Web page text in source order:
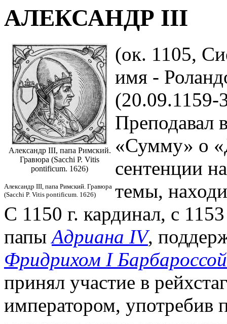
АЛЕКСАНДР III
Александр III, папа Римский.
Гравюра (Sacchi P. Vitis
pontificum. 1626)
Александр III, папа Римский. Гравюра
(Sacchi P. Vitis pontificum. 1626)
(ок. 1105,
имя -
(20.09.1159-
Преподавал
«Сумму» о
сентенции
темы,
С 1150 г. кардинал, с
папыАдриана IV,
Фридрихом I Барбароссой
принял участие в
императором, употребив